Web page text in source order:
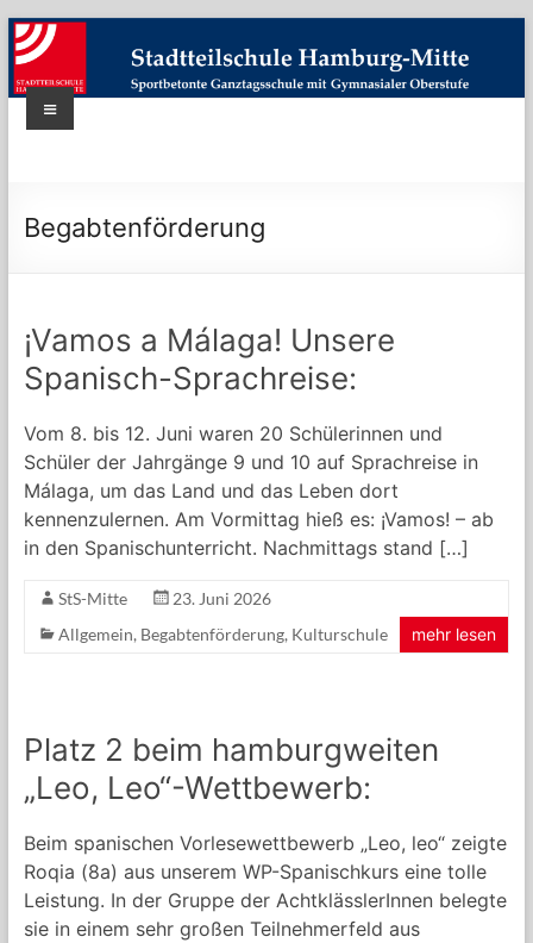
Skip
to
content
Mitte
Bildung-
Erleben-
Zukunft
Sportbetonte
Schule
mit
Gymnasialer
Menü
Begabtenförderung
¡Vamos a Málaga! Unsere
Spanisch-Sprachreise:
Vom 8. bis 12. Juni waren 20 Schülerinnen und
Schüler der Jahrgänge 9 und 10 auf Sprachreise in
Málaga, um das Land und das Leben dort
kennenzulernen. Am Vormittag hieß es: ¡Vamos! – ab
in den Spanischunterricht. Nachmittags stand […]
StS-Mitte
23. Juni 2026
Allgemein, Begabtenförderung, Kulturschule mehr lesen
Platz 2 beim hamburgweiten
„Leo, Leo“-Wettbewerb:
Beim spanischen Vorlesewettbewerb „Leo, leo“ zeigte
Roqia (8a) aus unserem WP-Spanischkurs eine tolle
Leistung. In der Gruppe der AchtklässlerInnen belegte
sie in einem sehr großen Teilnehmerfeld aus